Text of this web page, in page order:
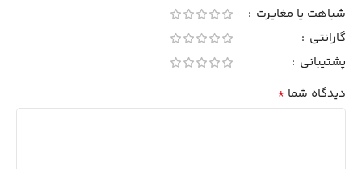
شباهت یا مغایرت
گارانتی
پشتیبانی
دیدگاه شما *